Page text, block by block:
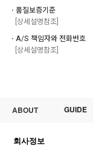
ㆍ품질보증기준
[상세설명참조]
ㆍA/S 책임자와 전화번호
[상세설명참조]
ABOUT GUIDE
회사정보